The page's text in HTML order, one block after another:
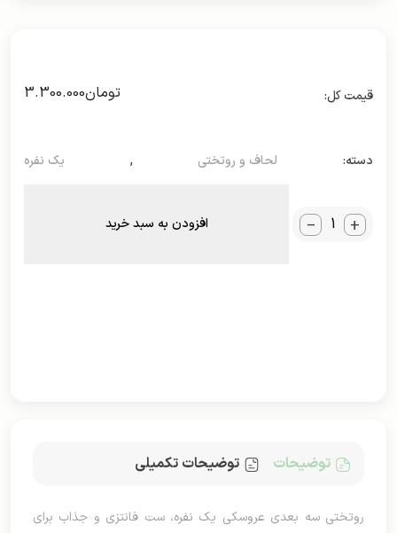
تومان3.300.000
دسته: لحاف و روتختی , یک نفره
_ + افزودن به سبد خرید
توضیحات توضیحات تکمیلی
روتختی سه بعدی عروسکی یک نفره، ست فانتزی و جذاب برای